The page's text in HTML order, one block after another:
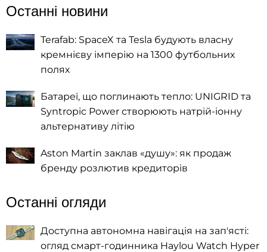
Останні новини
Terafab: SpaceX та Tesla будують власну
кремнієву імперію на 1300 футбольних
полях
Батареї, що поглинають тепло: UNIGRID та
Syntropic Power створюють натрій-іонну
альтернативу літію
Aston Martin заклав «душу»: як продаж
бренду розлютив кредиторів
Останні огляди
Доступна автономна навігація на зап'ясті:
огляд смарт-годинника Haylou Watch Hyper